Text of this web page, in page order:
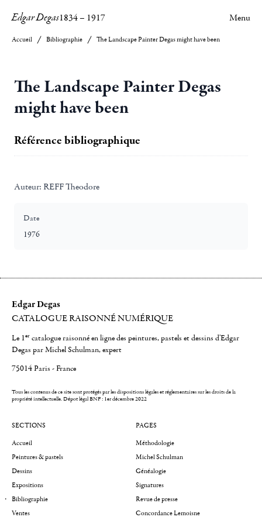
Edgar Degas1834– 1917 Menu
Accueil Bibliographie The Landscape Painter Degas might have been
The Landscape Painter Degas
might have been
Référence bibliographique
Auteur: REFF Theodore
Date
1976
Edgar Degas
CATALOGUE RAISONNÉ NUMÉRIQUE
Le 1er catalogue raisonné en ligne des peintures, pastels et dessins d'Edgar
Degas par Michel Schulman, expert
75014 Paris - France
Tous les contenus de ce site sont protégés par les dispositions légales et réglementaires sur les droits de la
propriété intellectuelle.Dépot légal BNF : 1er décembre 2022
SECTIONS
Accueil
Peintures & pastels
Dessins
Expositions
Bibliographie
Ventes
PAGES
Méthodologie
Michel Schulman
Généalogie
Signatures
Revue de presse
Concordance Lemoisne